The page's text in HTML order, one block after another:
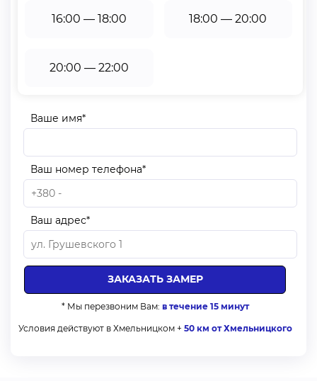
16:00 — 18:00 18:00 — 20:00
20:00 — 22:00
Ваше имя*
Ваш номер телефона*
Ваш адрес*
* Мы перезвоним Вам: в течение 15 минут
Условия действуют в Хмельницком + 50 км от Хмельницкого